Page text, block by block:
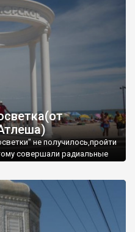
не получилось,пройти
совершали радиальные